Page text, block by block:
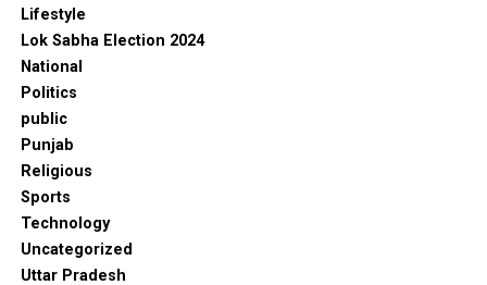
Lifestyle
Lok Sabha Election 2024
National
Politics
public
Punjab
Religious
Sports
Technology
Uncategorized
Uttar Pradesh